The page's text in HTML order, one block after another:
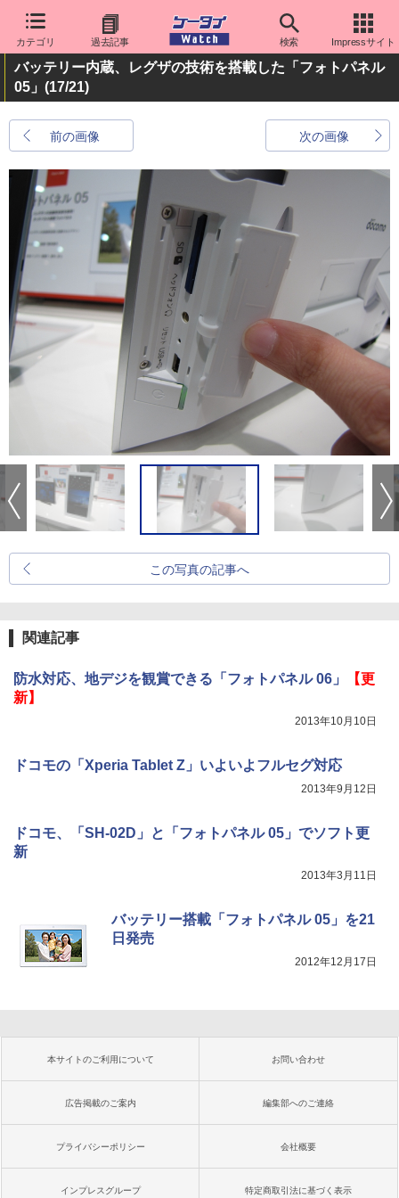
カテゴリ 過去記事 検索 Impressサイト
バッテリー内蔵、レグザの技術を搭載した「フォトパネル
05」 (17/21)
前の画像 次の画像
この写真の記事へ
関連記事
防水対応、地デジを観賞できる「フォトパネル 06」
【更
新】
2013年10月10日
ドコモの「Xperia Tablet Z」いよいよフルセグ対応
2013年9月12日
ドコモ、「SH-02D」と「フォトパネル 05」でソフト更
新
2013年3月11日
バッテリー搭載「フォトパネル 05」を21
日発売
2012年12月17日
本サイトのご利用について お問い合わせ
広告掲載のご案内 編集部へのご連絡
プライバシーポリシー 会社概要
インプレスグループ 特定商取引法に基づく表示